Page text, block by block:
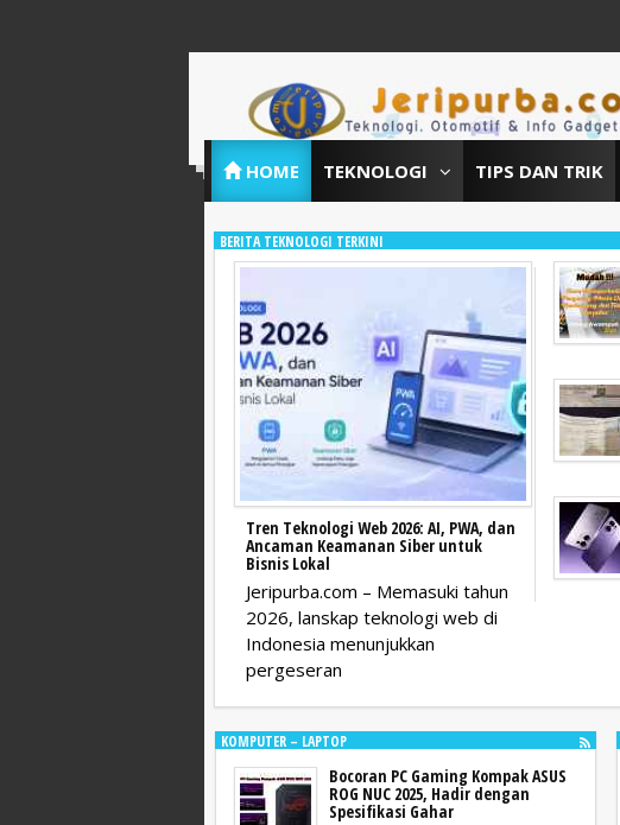
HOME TEKNOLOGI TIPS DAN TRIK
BERITA TEKNOLOGI TERKINI
Tren Teknologi Web 2026: AI, PWA, dan
Ancaman Keamanan Siber untuk
Bisnis Lokal
Jeripurba.com – Memasuki tahun
2026, lanskap teknologi web di
Indonesia menunjukkan
pergeseran
KOMPUTER – LAPTOP
Bocoran PC Gaming Kompak ASUS
ROG NUC 2025, Hadir dengan
Spesifikasi Gahar